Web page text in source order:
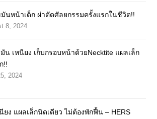
นหน้าเด็ก ผ่าตัดศัลยกรรมครั้งแรกในชีวิต!!
8, 2024
น เหนียง เก็บกรอบหน้าด้วยNecktite แผลเล็ก
!!
2024
ยง แผลเล็กนิดเดียว ไม่ต้องพักฟื้น – HERS